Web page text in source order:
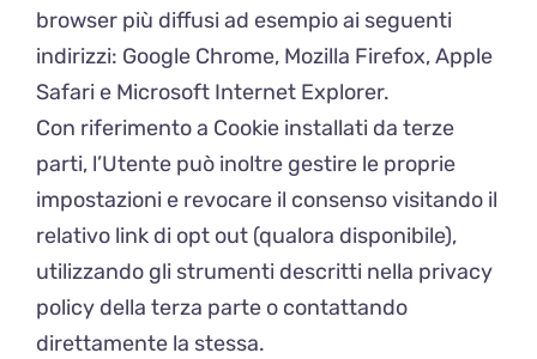
browser più diffusi ad esempio ai seguenti
indirizzi: Google Chrome, Mozilla Firefox, Apple
Safari e Microsoft Internet Explorer.
Con riferimento a Cookie installati da terze
parti, l’Utente può inoltre gestire le proprie
impostazioni e revocare il consenso visitando il
relativo link di opt out (qualora disponibile),
utilizzando gli strumenti descritti nella privacy
policy della terza parte o contattando
direttamente la stessa.